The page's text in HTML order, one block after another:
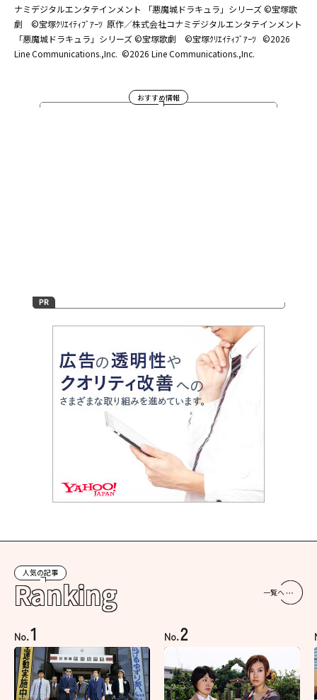
ナミデジタルエンタテインメント 「悪魔城ドラキュラ」シリーズ ©宝塚歌
劇 ©宝塚ｸﾘｴｲﾃｨﾌﾞｱｰﾂ 原作／株式会社コナミデジタルエンタテインメント
「悪魔城ドラキュラ」シリーズ ©宝塚歌劇 ©宝塚ｸﾘｴｲﾃｨﾌﾞｱｰﾂ ©2026
Line Communications.,Inc. ©2026 Line Communications.,Inc.
おすすめ情報
人気の記事
Ranking 一覧へ
No.1 No.2